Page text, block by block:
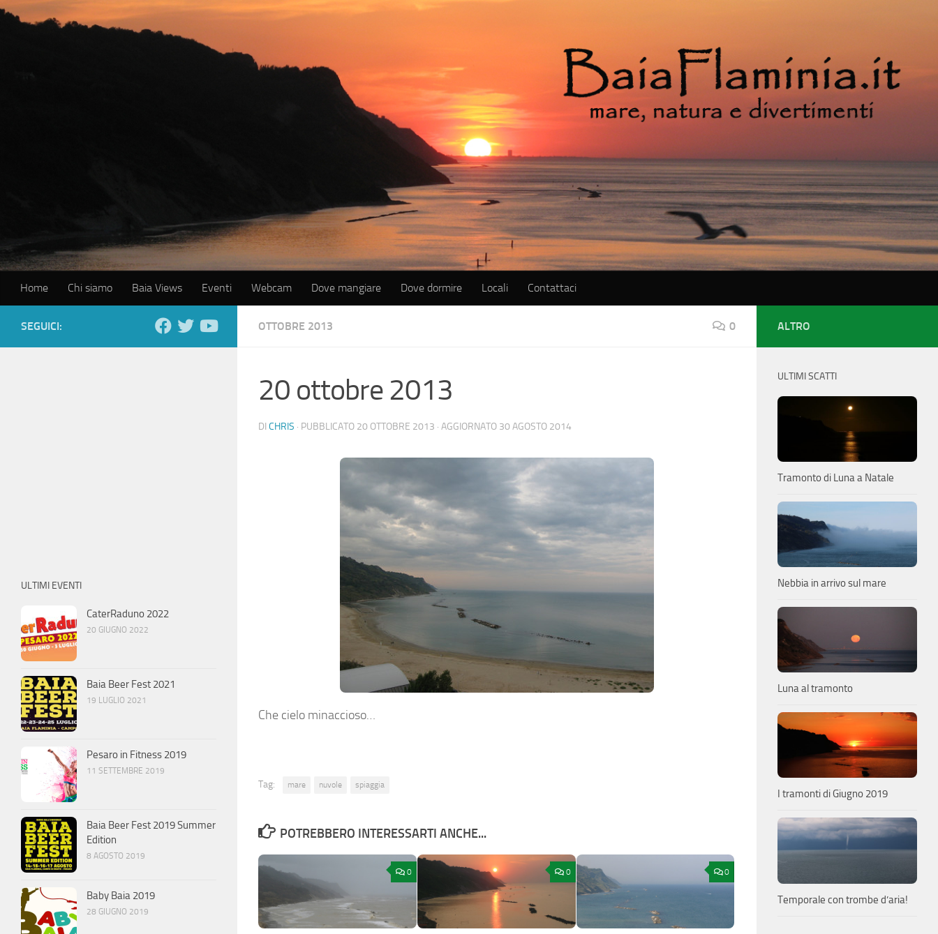
Salta al contenuto
Home Chi siamo Baia Views Eventi Webcam Dove mangiare Dove dormire Locali Contattaci
OTTOBRE 2013 0
20 ottobre 2013
DI CHRIS · PUBBLICATO 20 OTTOBRE 2013 · AGGIORNATO 30 AGOSTO 2014
Che cielo minaccioso…
Tag: mare nuvole spiaggia
POTREBBERO INTERESSARTI ANCHE...
0 0 0
SEGUICI:
ULTIMI EVENTI
CaterRaduno 2022
20 GIUGNO 2022
Baia Beer Fest 2021
19 LUGLIO 2021
Pesaro in Fitness 2019
11 SETTEMBRE 2019
Baia Beer Fest 2019 Summer
Edition
8 AGOSTO 2019
Baby Baia 2019
28 GIUGNO 2019
ALTRO
ULTIMI SCATTI
Tramonto di Luna a Natale
Nebbia in arrivo sul mare
Luna al tramonto
I tramonti di Giugno 2019
Temporale con trombe d’aria!